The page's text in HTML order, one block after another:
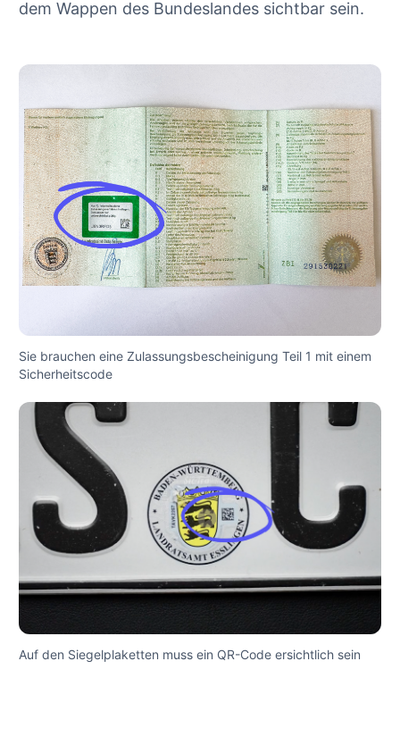
dem Wappen des Bundeslandes sichtbar sein.
Sie brauchen eine Zulassungsbescheinigung Teil 1 mit einem
Sicherheitscode
Auf den Siegelplaketten muss ein QR-Code ersichtlich sein